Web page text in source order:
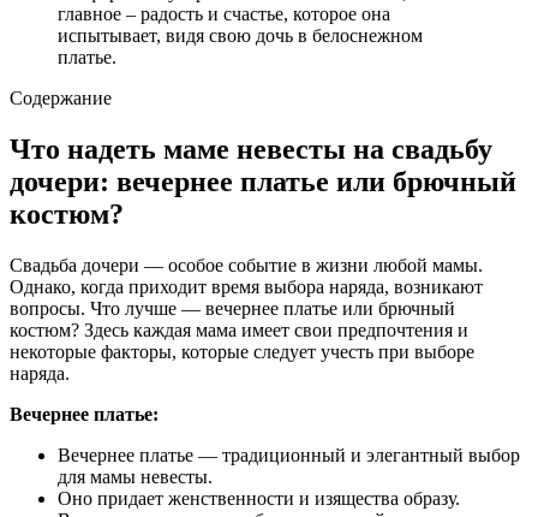
главное – радость и счастье, которое она
испытывает, видя свою дочь в белоснежном
платье.
Содержание
Что надеть маме невесты на свадьбу
дочери: вечернее платье или брючный
костюм?
Свадьба дочери — особое событие в жизни любой мамы.
Однако, когда приходит время выбора наряда, возникают
вопросы. Что лучше — вечернее платье или брючный
костюм? Здесь каждая мама имеет свои предпочтения и
некоторые факторы, которые следует учесть при выборе
наряда.
Вечернее платье:
Вечернее платье — традиционный и элегантный выбор
для мамы невесты.
Оно придает женственности и изящества образу.